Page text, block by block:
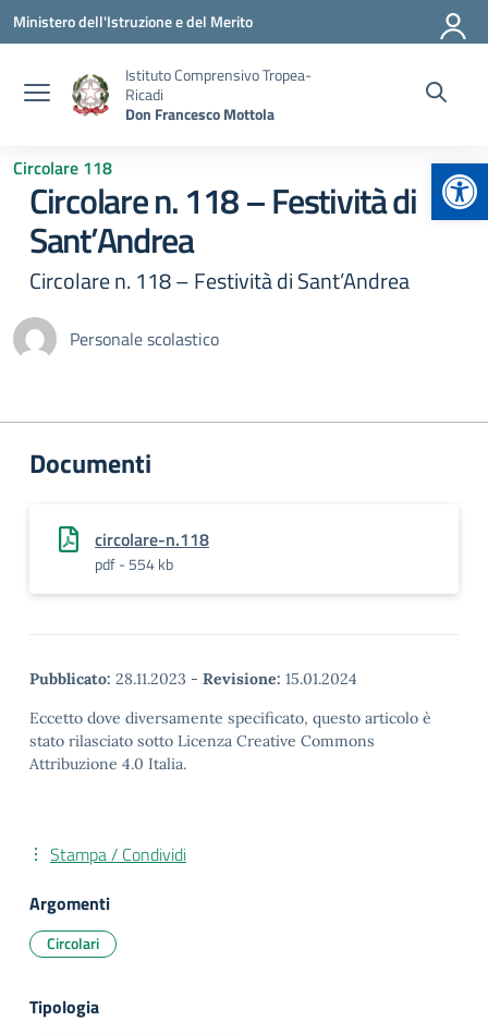
Vai ai contenuti
Vai al menu di navigazione
Vai al footer
Ministero dell'Istruzione e del Merito
Istituto Comprensivo Tropea-
Ricadi
Don Francesco Mottola
Circolare 118
Circolare n. 118 – Festività di
Sant’Andrea
Circolare n. 118 – Festività di Sant’Andrea
Personale scolastico
Documenti
circolare-n.118
pdf - 554 kb
Pubblicato: 28.11.2023 - Revisione: 15.01.2024
Eccetto dove diversamente specificato, questo articolo è
stato rilasciato sotto Licenza Creative Commons
Attribuzione 4.0 Italia.
Stampa / Condividi
Argomenti
Circolari
Tipologia